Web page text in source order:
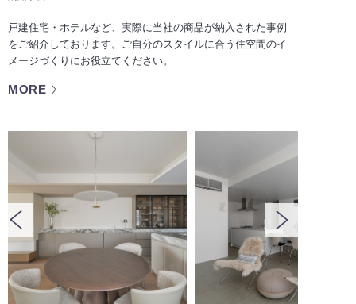
戸建住宅・ホテルなど、実際に当社の商品が納入された事例
をご紹介しております。ご自分のスタイルに合う住空間のイ
メージづくりにお役立てください。
MORE